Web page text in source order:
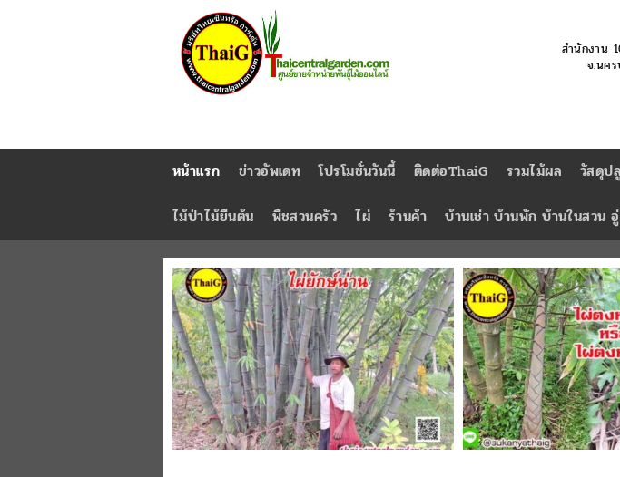
สำนักงาน
จ.นค
หน้าแรก ข่าวอัพเดท โปรโมชั่นวันนี้ ติดต่อThaiG รวมไม้ผล วัสดุป
ไม้ป่าไม้ยืนต้น
พืชสวนครัว ไผ่ ร้านค้า บ้านเช่า บ้านพัก บ้านในสวน